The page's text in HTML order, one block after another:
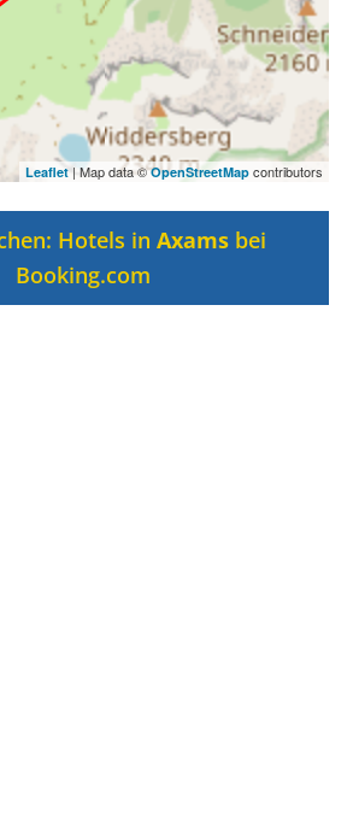
Leaflet| Map data ©OpenStreetMap contributors
Hotels in Axams bei
Booking.com